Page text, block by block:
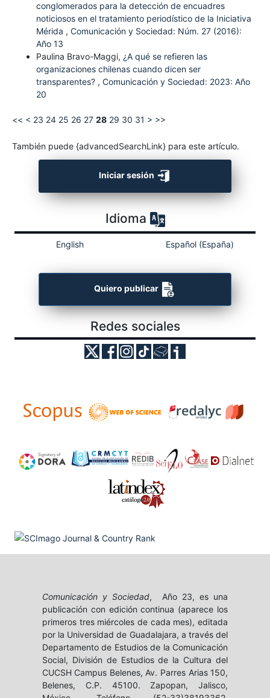
conglomerados para la detección de encuadres
noticiosos en el tratamiento periodístico de la Iniciativa
Mérida , Comunicación y Sociedad: Núm. 27 (2016):
Año 13
Paulina Bravo-Maggi, ¿A qué se refieren las
organizaciones chilenas cuando dicen ser
transparentes? , Comunicación y Sociedad: 2023: Año
20
<< < 23 24 25 26 27 28 29 30 31 > >>
También puede {advancedSearchLink} para este artículo.
Iniciar sesión
Idioma
English Español (España)
Quiero publicar
Redes sociales
Comunicación y Sociedad, Año 23, es una
publicación con edición continua (aparece los
primeros tres miércoles de cada mes), editada
por la Universidad de Guadalajara, a través del
Departamento de Estudios de la Comunicación
Social, División de Estudios de la Cultura del
CUCSH Campus Belenes, Av. Parres Arias 150,
Belenes, C.P. 45100. Zapopan, Jalisco,